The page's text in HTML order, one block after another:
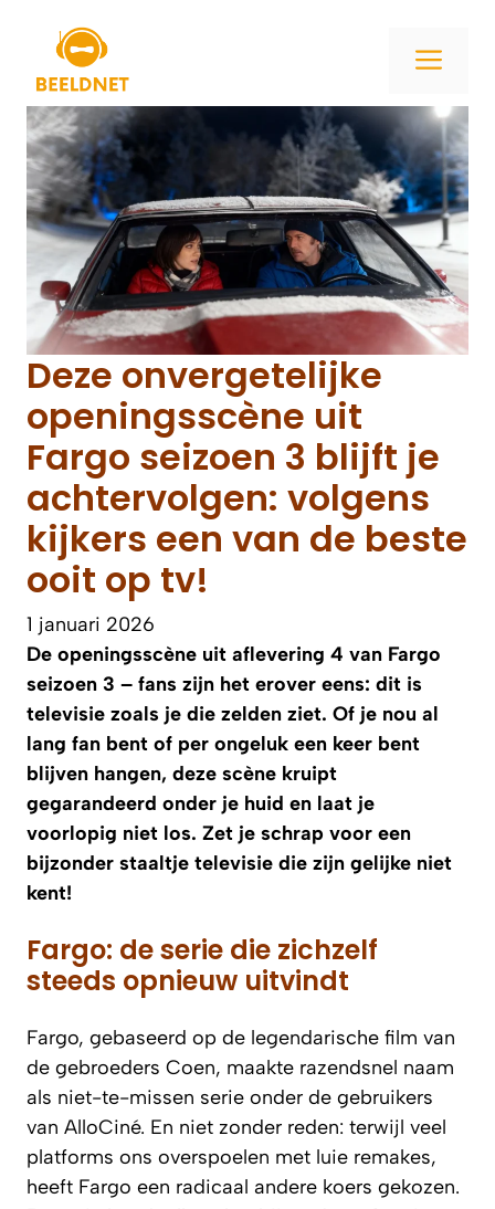
inhoud
Deze onvergetelijke
openingsscène uit
Fargo seizoen 3 blijft je
achtervolgen: volgens
kijkers een van de beste
ooit op tv!
1 januari 2026
De openingsscène uit aflevering 4 van Fargo
seizoen 3 – fans zijn het erover eens: dit is
televisie zoals je die zelden ziet. Of je nou al
lang fan bent of per ongeluk een keer bent
blijven hangen, deze scène kruipt
gegarandeerd onder je huid en laat je
voorlopig niet los. Zet je schrap voor een
bijzonder staaltje televisie die zijn gelijke niet
kent!
Fargo: de serie die zichzelf
steeds opnieuw uitvindt
Fargo, gebaseerd op de legendarische film van
de gebroeders Coen, maakte razendsnel naam
als niet-te-missen serie onder de gebruikers
van AlloCiné. En niet zonder reden: terwijl veel
platforms ons overspoelen met luie remakes,
heeft Fargo een radicaal andere koers gekozen.